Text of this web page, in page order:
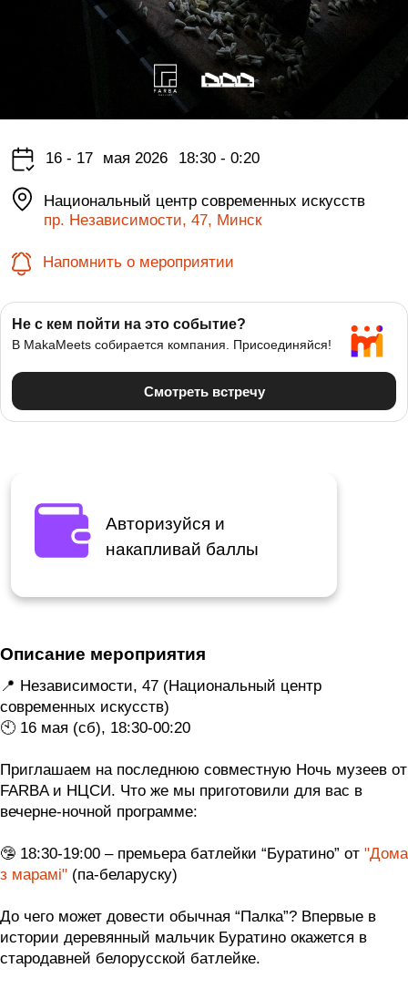
16 - 17 мая 2026 18:30 - 0:20
Национальный центр современных искусств
пр. Независимости, 47, Минск
Напомнить о мероприятии
Авторизуйся и
накапливай баллы
Описание мероприятия
📍 Независимости, 47 (Национальный центр
современных искусств)
🕙 16 мая (сб), 18:30-00:20
Приглашаем на последнюю совместную Ночь музеев от
FARBA и НЦСИ. Что же мы приготовили для вас в
вечерне-ночной программе:
🤥 18:30-19:00 – премьера батлейки “Буратино” от "Дома
з марамі" (па-беларуску)
До чего может довести обычная “Палка”? Впервые в
истории деревянный мальчик Буратино окажется в
стародавней белорусской батлейке.